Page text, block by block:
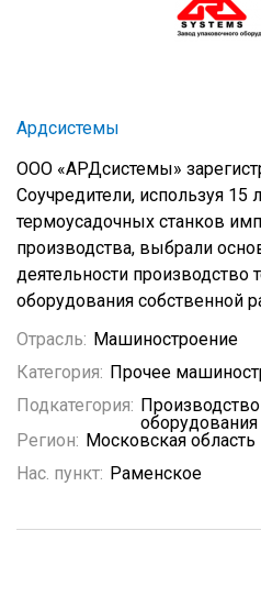
Ардсистемы
ООО «АРДсистемы»
Соучредители, используя 15
термоусадочных станков
производства, выбрали
деятельности производство
оборудования собственной
Отрасль: Машиностроение
Категория: Прочее
Подкатегория:
оборудования
Регион: Московская область
Нас. пункт: Раменское